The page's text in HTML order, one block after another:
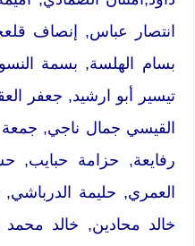
انتصار عباس, إنصاف
بسام الهلسة, بسمة
تيسير أبو ارشيد, جعفر
القيسي جمال ناجي,
رفايعة, حزامة حبايب,
العمري, حليمة
خالد محادين, خالد